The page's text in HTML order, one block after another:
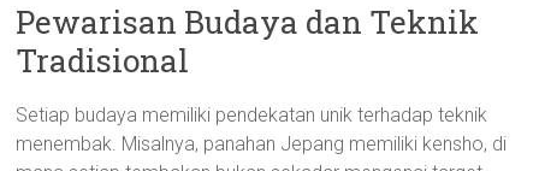
Pewarisan Budaya dan Teknik
Tradisional
Setiap budaya memiliki pendekatan unik terhadap teknik
menembak. Misalnya, panahan Jepang memiliki kensho, di